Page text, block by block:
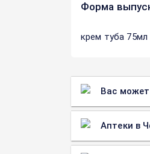
Форма
крем туба 75мл
Вас может
Аптеки в